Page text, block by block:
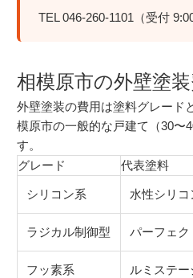
TEL 046-260-1101（受付
相模原市の外壁塗
外壁塗装の費用は塗料グレード
模原市の一般的な戸建て（30〜
す。
グレード
代表塗料
シリコン系 水性シリコ
ラジカル制御型 パーフェ
フッ素系 ルミステー